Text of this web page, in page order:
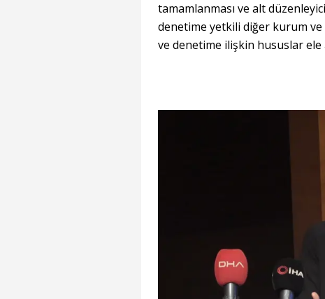
tamamlanması ve alt
denetime yetkili diğer kurum
ve denetime ilişkin hususlar ele